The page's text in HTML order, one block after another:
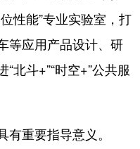
青海 宁夏
黑龙江
Français عربى
性能”专业实验室，打
等应用产品设计、研
北斗+”“时空+”公共服
重要指导意义。